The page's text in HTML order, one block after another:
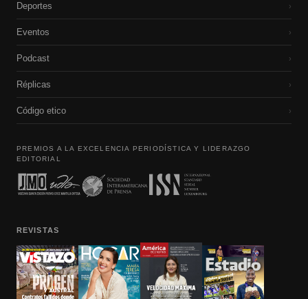
Deportes ›
Eventos ›
Podcast ›
Réplicas ›
Código etico ›
PREMIOS A LA EXCELENCIA PERIODÍSTICA Y LIDERAZGO
EDITORIAL
REVISTAS